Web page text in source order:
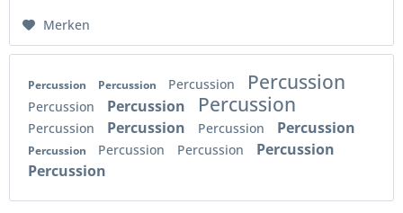
Merken
Percussion Percussion Percussion Percussion
Percussion Percussion Percussion
Percussion Percussion Percussion Percussion
Percussion Percussion Percussion
Percussion
Percussion